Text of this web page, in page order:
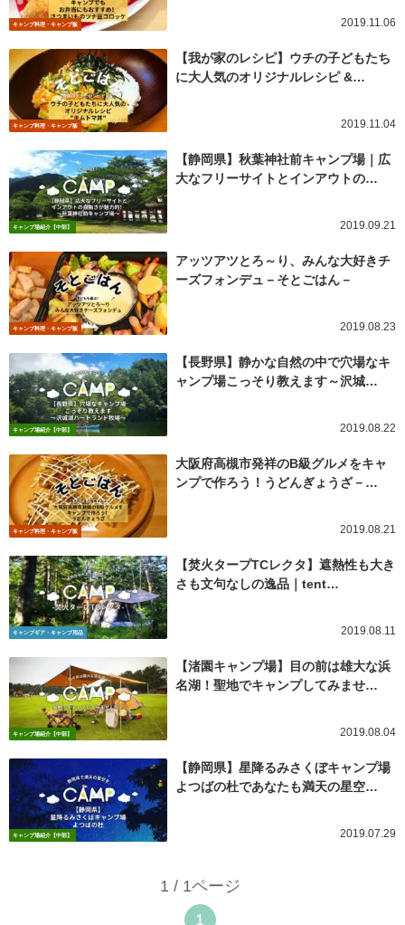
キャンプ料理・キャンプ飯 2019.11.06
キャンプ料理・キャンプ飯
【我が家のレシピ】ウチの子どもたち
に大人気のオリジナルレシピ &…
2019.11.04
キャンプ場紹介【中部】
【静岡県】秋葉神社前キャンプ場｜広
大なフリーサイトとインアウトの…
2019.09.21
キャンプ料理・キャンプ飯
アッツアツとろ～り、みんな大好きチ
ーズフォンデュ－そとごはん－
2019.08.23
キャンプ場紹介【中部】
【長野県】静かな自然の中で穴場なキ
ャンプ場こっそり教えます～沢城…
2019.08.22
キャンプ料理・キャンプ飯
大阪府高槻市発祥のB級グルメをキャ
ンプで作ろう！うどんぎょうざ－…
2019.08.21
キャンプギア・キャンプ用品
【焚火タープTCレクタ】遮熱性も大き
さも文句なしの逸品｜tent…
2019.08.11
キャンプ場紹介【中部】
【渚園キャンプ場】目の前は雄大な浜
名湖！聖地でキャンプしてみませ…
2019.08.04
キャンプ場紹介【中部】
【静岡県】星降るみさくぼキャンプ場
よつばの杜であなたも満天の星空…
2019.07.29
1 / 1ページ
1